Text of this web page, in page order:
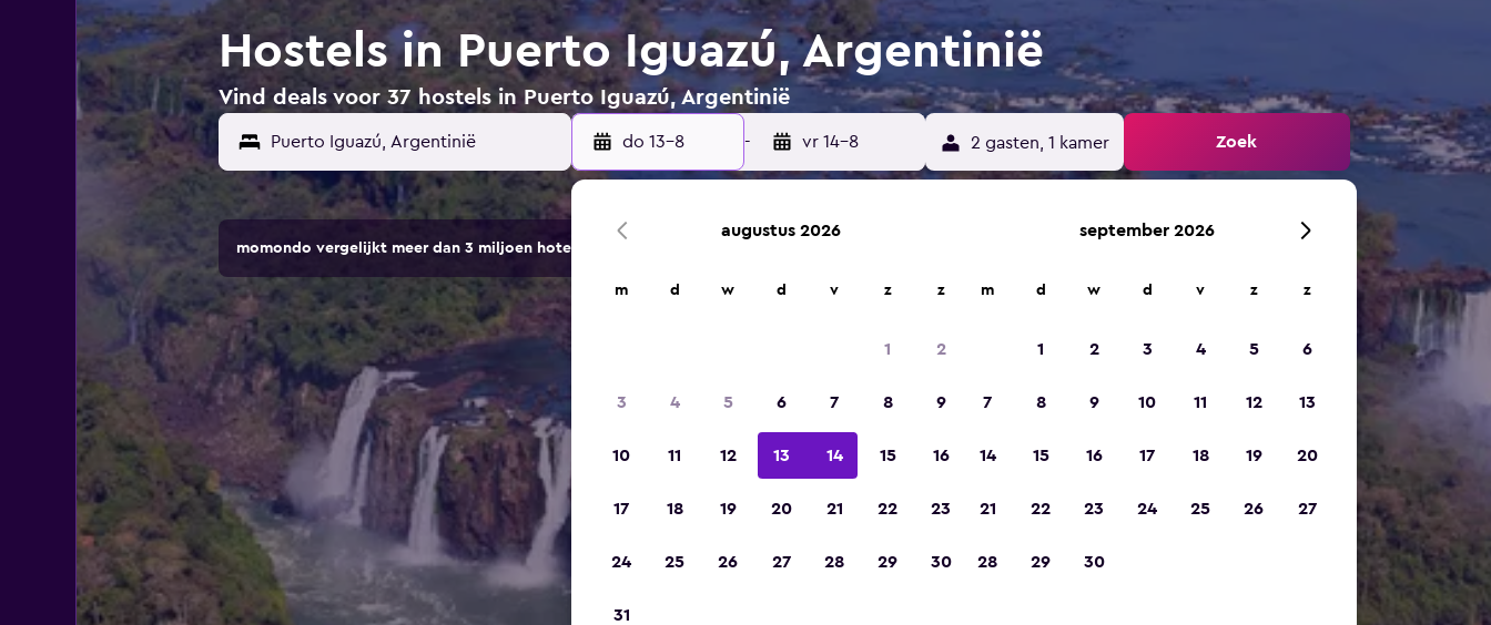
Hostels in Puerto Iguazú, Argentinië
Vind deals voor 37 hostels in Puerto Iguazú, Argentinië
do 13-8 - vr 14-8 2 gasten, 1 kamer Zoek
momondo vergelijkt meer dan 3 miljoen hotels en accommodaties.
augustus 2026
m d w d v z z
1 2
3 4 5 6 7 8 9
10 11 12 13 14 15 16
17 18 19 20 21 22 23
24 25 26 27 28 29 30
31
september 2026
m d w d v z z
1 2 3 4 5 6
7 8 9 10 11 12 13
14 15 16 17 18 19 20
21 22 23 24 25 26 27
28 29 30